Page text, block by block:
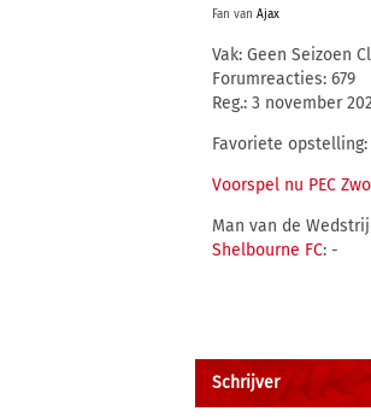
Fan van Ajax
Vak: Geen Seizoen
Forumreacties: 679
Reg.: 3 november
Favoriete opstelling:
Voorspel nu PEC
Man van de
Shelbourne FC: -
Schrijver